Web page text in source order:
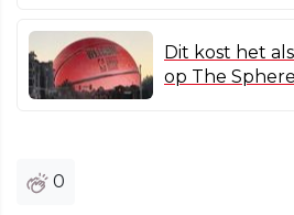
Dit kost het
op The
0